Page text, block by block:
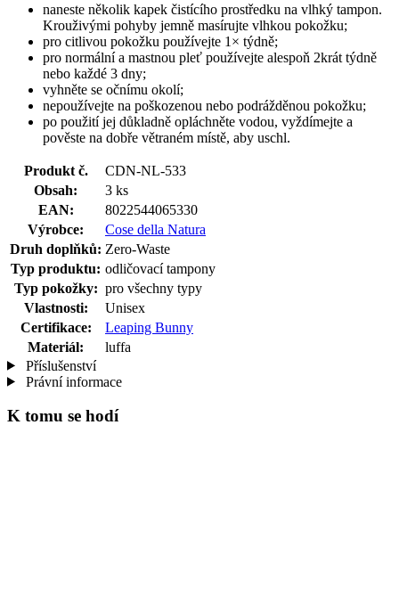
naneste několik kapek čistícího prostředku na vlhký tampon.
Krouživými pohyby jemně masírujte vlhkou pokožku;
pro citlivou pokožku používejte 1× týdně;
pro normální a mastnou pleť používejte alespoň 2krát týdně
nebo každé 3 dny;
vyhněte se očnímu okolí;
nepoužívejte na poškozenou nebo podrážděnou pokožku;
po použití jej důkladně opláchněte vodou, vyždímejte a
pověste na dobře větraném místě, aby uschl.
Produkt č.
CDN-NL-533
Obsah:
3 ks
EAN:
8022544065330
Výrobce:
Cose della Natura
Druh doplňků: Zero-Waste
Typ produktu: odličovací tampony
Typ pokožky: pro všechny typy
Vlastnosti:
Unisex
Certifikace:
Leaping Bunny
Materiál:
luffa
Příslušenství
Právní informace
K tomu se hodí